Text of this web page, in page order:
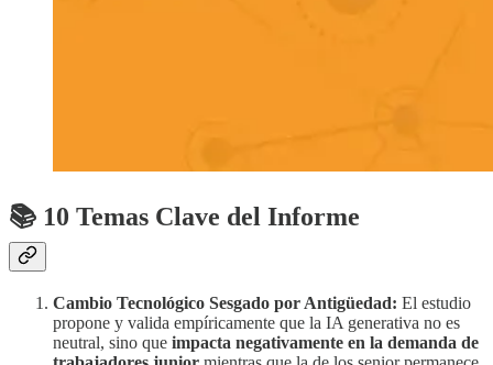
📚 10 Temas Clave del Informe
Cambio Tecnológico Sesgado por Antigüedad: El estudio
propone y valida empíricamente que la IA generativa no es
neutral, sino que impacta negativamente en la demanda de